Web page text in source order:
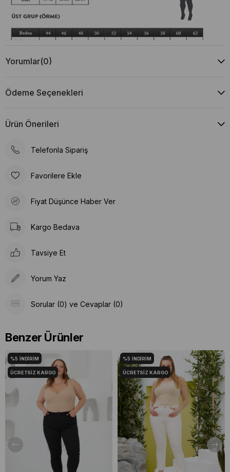
Yorumlar(0)
Ödeme Seçenekleri
Ürün Önerileri
Telefonla Sipariş
Favorilere Ekle
Fiyat Düşünce Haber Ver
Kargo Bedava
Tavsiye Et
Yorum Yaz
Sorular (0) ve Cevaplar (0)
Benzer Ürünler
%5 İNDIRIM
ÜCRETSIZ KARGO
%5 İNDIRIM
ÜCRETSIZ KARGO